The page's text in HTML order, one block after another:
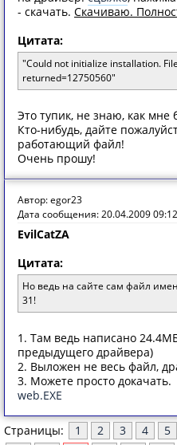
- скачать. Скачиваю.
Цитата:
"Could not initialize installation.
returned=12750560"
Это тупик, не знаю, как мне
Кто-нибудь, дайте
работающий файл!
Очень прошу!
Автор: egor23
Дата сообщения: 20.04.2009 09:12
EvilCatZA
Цитата:
Но ведь на сайте сам файл
31!
1. Там ведь написано
предыдущего драйвера)
2. Выложен не весь файл,
3. Можете просто докачать.
web.EXE
Страницы: 1 2 3 4 5